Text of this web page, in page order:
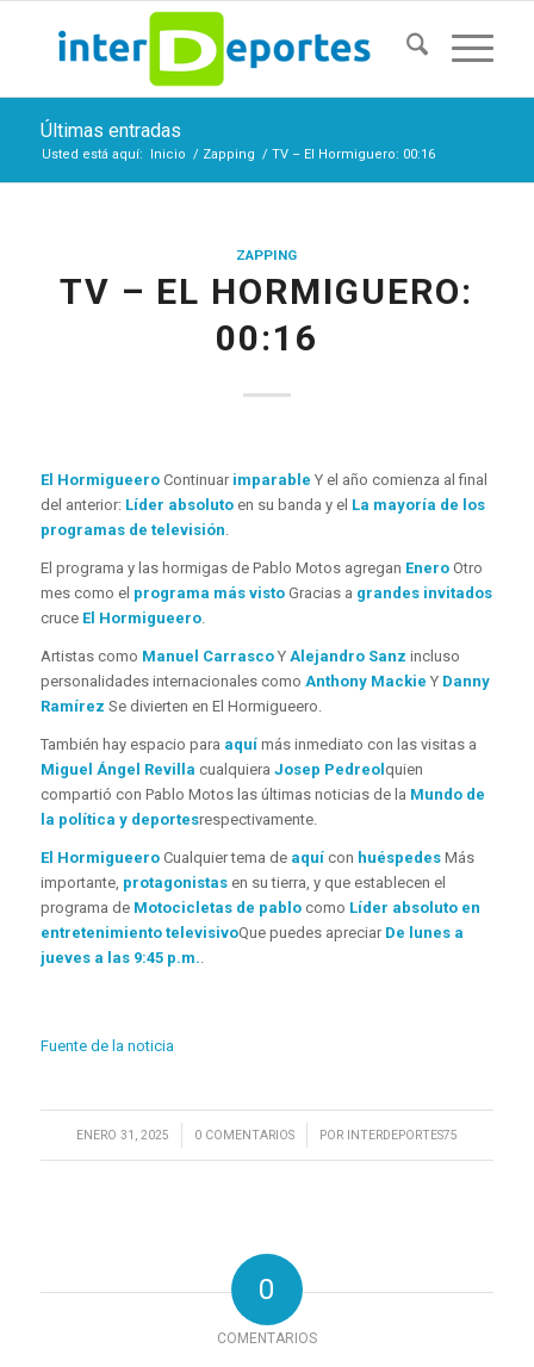
Últimas entradas
Usted está aquí: Inicio / Zapping / TV – El Hormiguero: 00:16
ZAPPING
TV – EL HORMIGUERO:
00:16
El Hormigueero Continuar imparable Y el año comienza al final
del anterior: Líder absolutoen su banda y el La mayoría de los
programas de televisión.
El programa y las hormigas de Pablo Motos agregan Enero Otro
mes como el programa más vistoGracias a grandes invitados
cruce El Hormigueero.
Artistas como Manuel CarrascoY Alejandro Sanz incluso
personalidades internacionales como Anthony Mackie Y Danny
Ramírez Se divierten en El Hormigueero.
También hay espacio para aquí más inmediato con las visitas a
Miguel Ángel Revilla cualquiera Josep Pedreol quien
compartió con Pablo Motos las últimas noticias de la Mundo de
la política y deportesrespectivamente.
El HormigueeroCualquier tema de aquí con huéspedes Más
importante, protagonistas en su tierra, y que establecen el
programa de Motocicletas de pablo como Líder absoluto en
entretenimiento televisivoQue puedes apreciar De lunes a
jueves a las 9:45 p.m..
Fuente de la noticia
ENERO 31, 2025
/ 0 COMENTARIOS
/ POR INTERDEPORTES75
0
COMENTARIOS